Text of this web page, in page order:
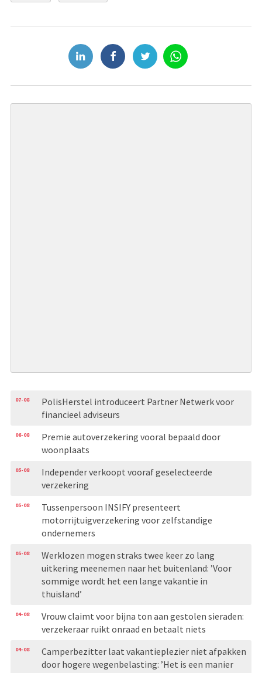
07-08
PolisHerstel introduceert Partner Netwerk voor
financieel adviseurs
06-08
Premie autoverzekering vooral bepaald door
woonplaats
05-08
Independer verkoopt vooraf geselecteerde
verzekering
05-08
Tussenpersoon INSIFY presenteert
motorrijtuigverzekering voor zelfstandige
ondernemers
05-08
Werklozen mogen straks twee keer zo lang
uitkering meenemen naar het buitenland: ’Voor
sommige wordt het een lange vakantie in
thuisland’
04-08
Vrouw claimt voor bijna ton aan gestolen sieraden:
verzekeraar ruikt onraad en betaalt niets
04-08
Camperbezitter laat vakantieplezier niet afpakken
door hogere wegenbelasting: ’Het is een manier